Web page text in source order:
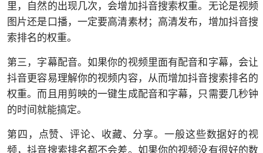
里，自然的出现几次，会增加抖音搜索权重。无论是视频
图片还是口播，一定要高清素材；高清发布，增加抖音搜
索排名的权重。
第三，字幕配音。如果你的视频里面有配音和字幕，会让
抖音更容易理解你的视频内容，从而增加抖音搜索排名的
权重。而且用剪映的一键生成配音和字幕，只需要几秒钟
的时间就能搞定。
第四，点赞、评论、收藏、分享。一般这些数据好的视
频，抖音搜索排名都不会差。如果你的视频没有很好的数